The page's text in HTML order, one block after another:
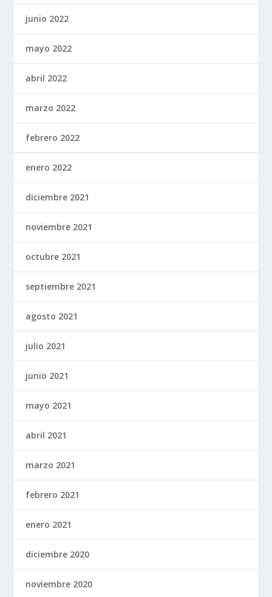
junio 2022
mayo 2022
abril 2022
marzo 2022
febrero 2022
enero 2022
diciembre 2021
noviembre 2021
octubre 2021
septiembre 2021
agosto 2021
julio 2021
junio 2021
mayo 2021
abril 2021
marzo 2021
febrero 2021
enero 2021
diciembre 2020
noviembre 2020